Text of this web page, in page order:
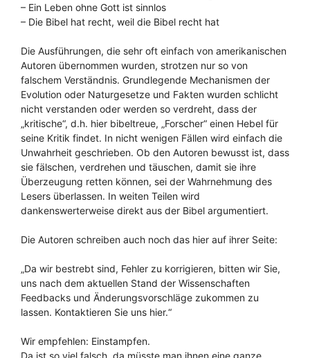
– Ein Leben ohne Gott ist sinnlos
– Die Bibel hat recht, weil die Bibel recht hat
Die Ausführungen, die sehr oft einfach von amerikanischen
Autoren übernommen wurden, strotzen nur so von
falschem Verständnis. Grundlegende Mechanismen der
Evolution oder Naturgesetze und Fakten wurden schlicht
nicht verstanden oder werden so verdreht, dass der
„kritische“, d.h. hier bibeltreue, „Forscher“ einen Hebel für
seine Kritik findet. In nicht wenigen Fällen wird einfach die
Unwahrheit geschrieben. Ob den Autoren bewusst ist, dass
sie fälschen, verdrehen und täuschen, damit sie ihre
Überzeugung retten können, sei der Wahrnehmung des
Lesers überlassen. In weiten Teilen wird
dankenswerterweise direkt aus der Bibel argumentiert.
Die Autoren schreiben auch noch das hier auf ihrer Seite:
„Da wir bestrebt sind, Fehler zu korrigieren, bitten wir Sie,
uns nach dem aktuellen Stand der Wissenschaften
Feedbacks und Änderungsvorschläge zukommen zu
lassen. Kontaktieren Sie uns hier.“
Wir empfehlen: Einstampfen.
Da ist so viel falsch, da müsste man ihnen eine ganze